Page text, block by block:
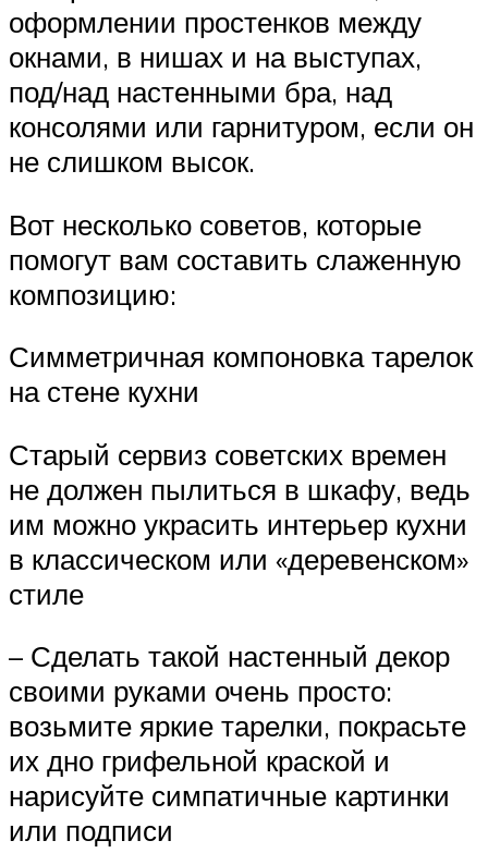
оформлении простенков между
окнами, в нишах и на выступах,
под/над настенными бра, над
консолями или гарнитуром, если он
не слишком высок.
Вот несколько советов, которые
помогут вам составить слаженную
композицию:
Симметричная компоновка тарелок
на стене кухни
Старый сервиз советских времен
не должен пылиться в шкафу, ведь
им можно украсить интерьер кухни
в классическом или «деревенском»
стиле
– Сделать такой настенный декор
своими руками очень просто:
возьмите яркие тарелки, покрасьте
их дно грифельной краской и
нарисуйте симпатичные картинки
или подписи